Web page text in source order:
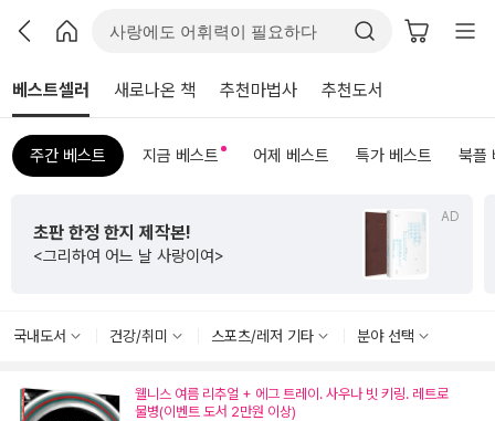
베스트셀러 새로나온 책 추천마법사 추천도서
주간 베스트 지금 베스트 어제 베스트 특가 베스트 북플
AD
초판 한정 한지 제작본!
<그리하여 어느 날 사랑이여>
국내도서 건강/취미 스포츠/레저 기타 분야 선택
웰니스 여름 리추얼 + 에그 트레이. 사우나 빗 키링. 레트로
물병(이벤트 도서 2만원 이상)